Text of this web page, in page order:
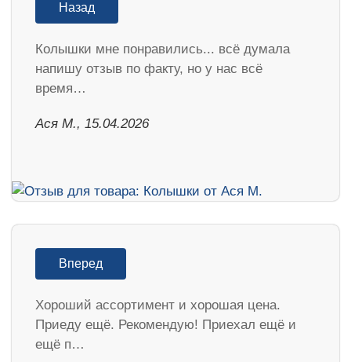
Назад
Колышки мне понравились... всё думала
напишу отзыв по факту, но у нас всё
время…
Ася М., 15.04.2026
Вперед
Хороший ассортимент и хорошая цена.
Приеду ещё. Рекомендую! Приехал ещё и
ещё п…